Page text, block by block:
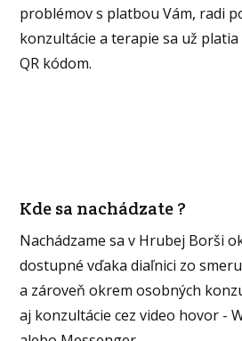
problémov s platbou Vám, radi
konzultácie a terapie sa už
QR kódom.
Kde sa nachádzate ?
Nachádzame sa v Hrubej Borši
dostupné vďaka diaľnici zo
a zároveň okrem osobných
aj konzultácie cez video hovor -